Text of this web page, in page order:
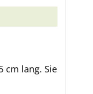
cm lang. Sie